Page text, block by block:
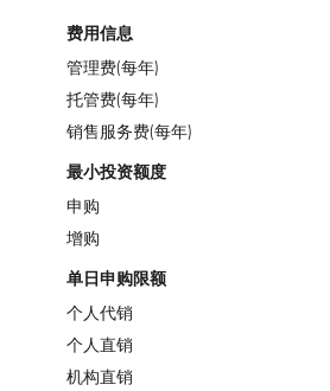
费用信息
管理费(每年)
托管费(每年)
销售服务费(每年)
最小投资额度
申购
增购
单日申购限额
个人代销
个人直销
机构直销